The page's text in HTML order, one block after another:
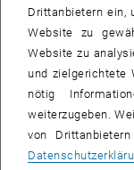
Energiewende-
wunderbaren
mit
Am 10.03.2022 fand
Vizebürgermeisterin
Energiebeauftragten
Drittanbietern ein,
Website zu
Website zu
und zielgerichtete
nötig
weiterzugeben.
von